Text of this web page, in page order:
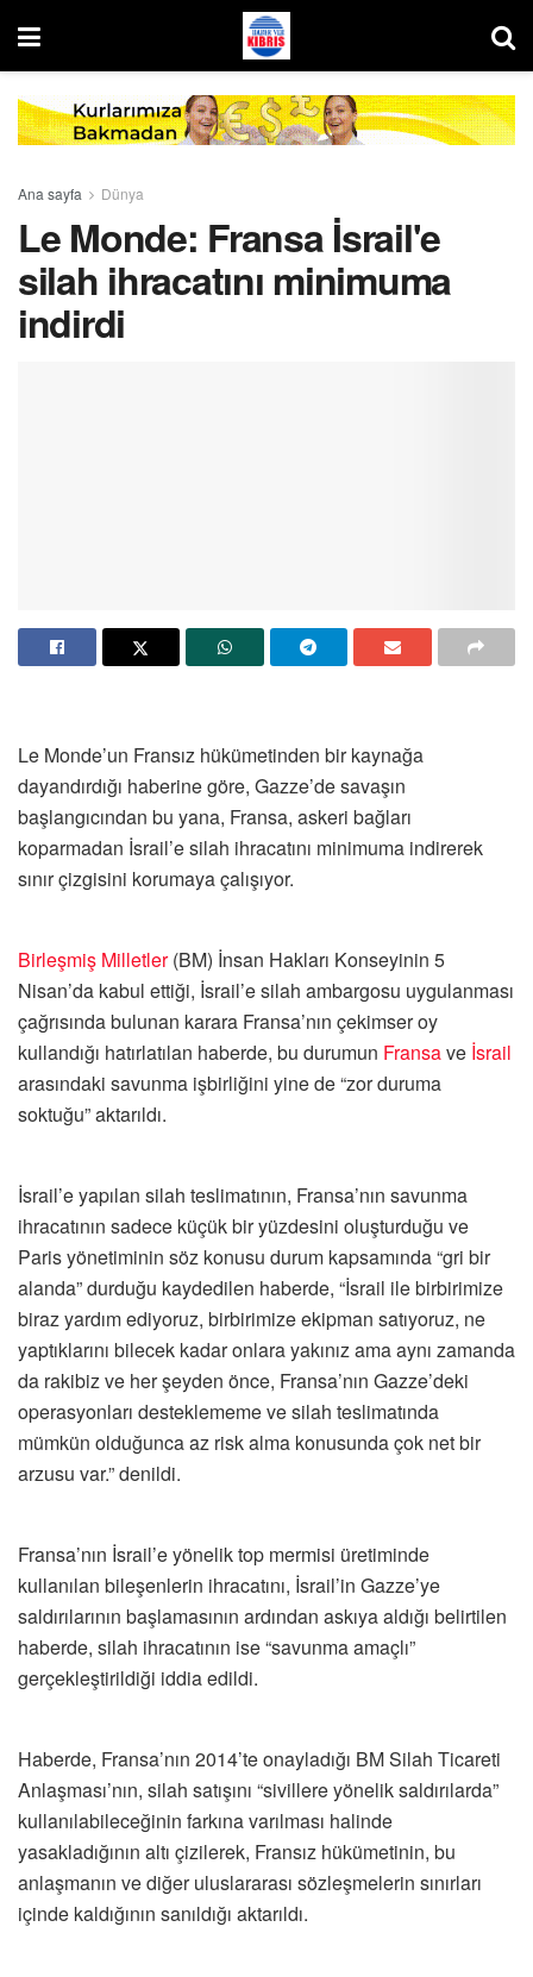
Ana sayfa Dünya
Le Monde: Fransa İsrail'e
silah ihracatını minimuma
indirdi
Le Monde’un Fransız hükümetinden bir kaynağa
dayandırdığı haberine göre, Gazze’de savaşın
başlangıcından bu yana, Fransa, askeri bağları
koparmadan İsrail’e silah ihracatını minimuma indirerek
sınır çizgisini korumaya çalışıyor.
Birleşmiş Milletler(BM) İnsan Hakları Konseyinin 5
Nisan’da kabul ettiği, İsrail’e silah ambargosu uygulanması
çağrısında bulunan karara Fransa’nın çekimser oy
kullandığı hatırlatılan haberde, bu durumun Fransave İsrail
arasındaki savunma işbirliğini yine de “zor duruma
soktuğu” aktarıldı.
İsrail’e yapılan silah teslimatının, Fransa’nın savunma
ihracatının sadece küçük bir yüzdesini oluşturduğu ve
Paris yönetiminin söz konusu durum kapsamında “gri bir
alanda” durduğu kaydedilen haberde, “İsrail ile birbirimize
biraz yardım ediyoruz, birbirimize ekipman satıyoruz, ne
yaptıklarını bilecek kadar onlara yakınız ama aynı zamanda
da rakibiz ve her şeyden önce, Fransa’nın Gazze’deki
operasyonları desteklememe ve silah teslimatında
mümkün olduğunca az risk alma konusunda çok net bir
arzusu var.” denildi.
Fransa’nın İsrail’e yönelik top mermisi üretiminde
kullanılan bileşenlerin ihracatını, İsrail’in Gazze’ye
saldırılarının başlamasının ardından askıya aldığı belirtilen
haberde, silah ihracatının ise “savunma amaçlı”
gerçekleştirildiği iddia edildi.
Haberde, Fransa’nın 2014’te onayladığı BM Silah Ticareti
Anlaşması’nın, silah satışını “sivillere yönelik saldırılarda”
kullanılabileceğinin farkına varılması halinde
yasakladığının altı çizilerek, Fransız hükümetinin, bu
anlaşmanın ve diğer uluslararası sözleşmelerin sınırları
içinde kaldığının sanıldığı aktarıldı.